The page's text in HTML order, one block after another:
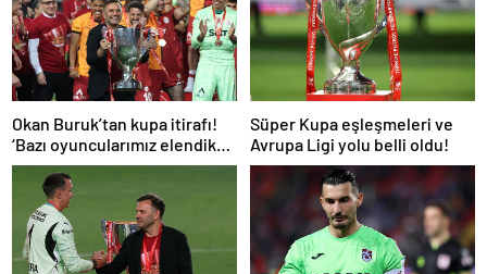
Okan Buruk’tan kupa itirafı!
‘Bazı oyuncularımız elendik
diye düşündü’
Süper Kupa eşleşmeleri ve
Avrupa Ligi yolu belli oldu!